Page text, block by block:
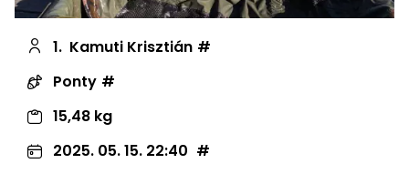
1. Kamuti Krisztián
Ponty
15,48 kg
2025. 05. 15. 22:40